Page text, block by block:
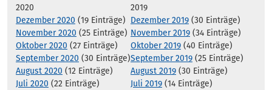
2020
Dezember 2020 (19 Einträge)
November 2020 (25 Einträge)
Oktober 2020 (27 Einträge)
September 2020 (30 Einträge)
August 2020 (12 Einträge)
Juli 2020 (22 Einträge)
2019
Dezember 2019 (30 Einträge)
November 2019 (34 Einträge)
Oktober 2019 (40 Einträge)
September 2019 (25 Einträge)
August 2019 (30 Einträge)
Juli 2019 (14 Einträge)